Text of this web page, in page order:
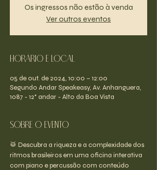
Os ingressos não estão à venda
Ver outros eventos
Horário e Local
05 de out. de 2024, 10:00 – 12:00
Segundo Andar Speakeasy, Av. Anhanguera,
1087 - 12° andar - Alto da Boa Vista
Sobre o evento
🥁 Descubra a riqueza e a complexidade dos
ritmos brasileiros em uma oficina interativa
com piano e percussão com conteúdo